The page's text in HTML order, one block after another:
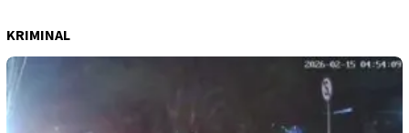
KRIMINAL